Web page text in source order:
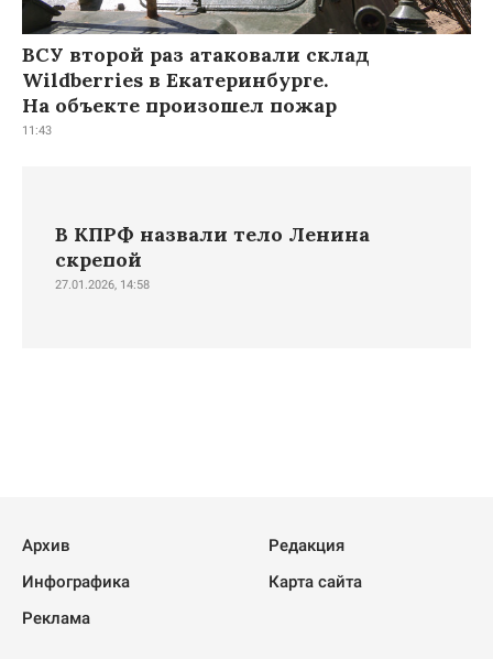
ВСУ второй раз атаковали склад
Wildberries в Екатеринбурге.
На объекте произошел пожар
11:43
В КПРФ назвали тело Ленина
скрепой
27.01.2026, 14:58
Архив
Редакция
Инфографика
Карта сайта
Реклама